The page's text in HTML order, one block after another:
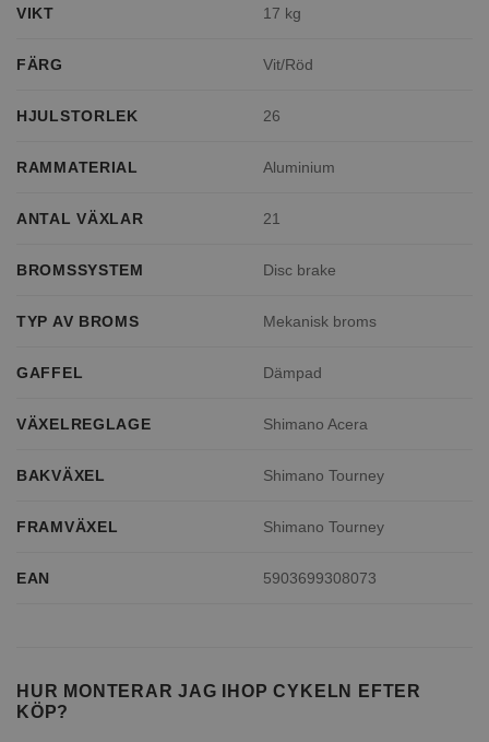
VIKT 17 kg
FÄRG Vit/Röd
HJULSTORLEK 26
RAMMATERIAL Aluminium
ANTAL VÄXLAR 21
BROMSSYSTEM Disc brake
TYP AV BROMS Mekanisk broms
GAFFEL Dämpad
VÄXELREGLAGE Shimano Acera
BAKVÄXEL Shimano Tourney
FRAMVÄXEL Shimano Tourney
EAN 5903699308073
HUR MONTERAR JAG IHOP CYKELN EFTER
KÖP?